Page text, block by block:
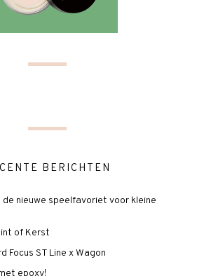
BERICHTEN
de nieuwe speelfavoriet voor kleine
of Kerst
Focus ST Line x Wagon